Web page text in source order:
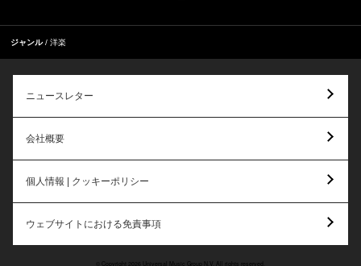
ジャンル 洋楽
ニュースレター
会社概要
個人情報 | クッキーポリシー
ウェブサイトにおける免責事項
© Copyright 2026 Universal Music Group N.V. All rights reserved.